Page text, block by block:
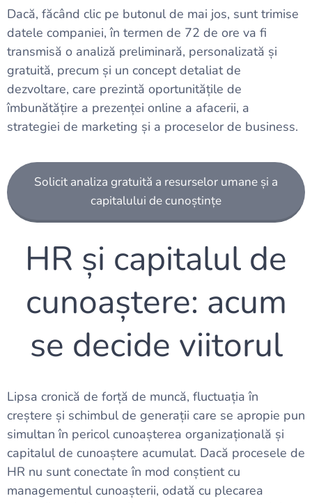
Dacă, făcând clic pe butonul de mai jos, sunt trimise
datele companiei, în termen de 72 de ore va fi
transmisă o analiză preliminară, personalizată și
gratuită, precum și un concept detaliat de
dezvoltare, care prezintă oportunitățile de
îmbunătățire a prezenței online a afacerii, a
strategiei de marketing și a proceselor de business.
Solicit analiza gratuită a resurselor umane și a
capitalului de cunoștințe
HR și capitalul de
cunoaștere: acum
se decide viitorul
Lipsa cronică de forță de muncă, fluctuația în
creștere și schimbul de generații care se apropie pun
simultan în pericol cunoașterea organizațională și
capitalul de cunoaștere acumulat. Dacă procesele de
HR nu sunt conectate în mod conștient cu
managementul cunoașterii, odată cu plecarea